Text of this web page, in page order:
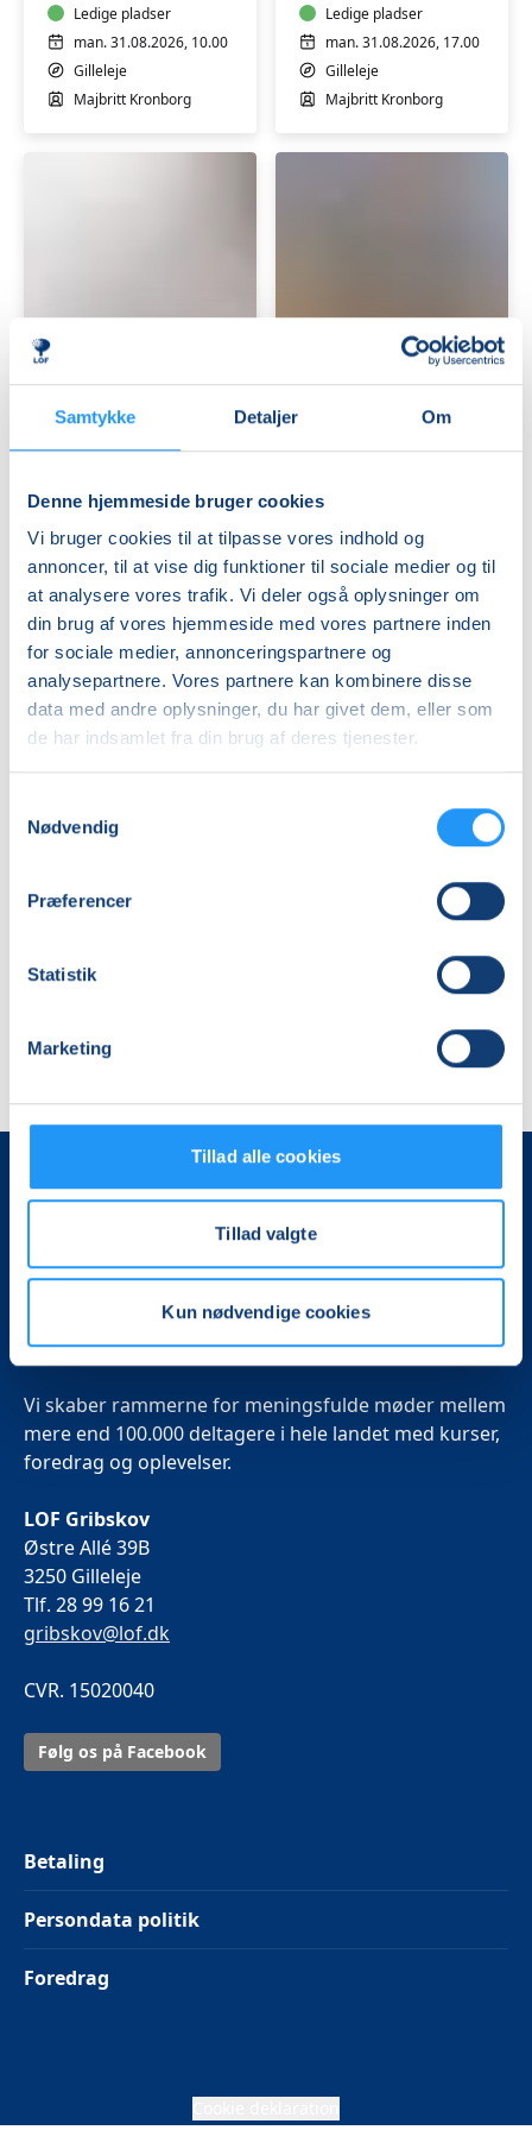
Samtykke Detaljer Om
Denne hjemmeside bruger cookies
Vi bruger cookies til at tilpasse vores indhold og
annoncer, til at vise dig funktioner til sociale medier og til
at analysere vores trafik. Vi deler også oplysninger om
din brug af vores hjemmeside med vores partnere inden
for sociale medier, annonceringspartnere og
analysepartnere. Vores partnere kan kombinere disse
data med andre oplysninger, du har givet dem, eller som
de har indsamlet fra din brug af deres tjenester.
Nødvendig
Præferencer
Statistik
Marketing
Tillad alle cookies
Tillad valgte
Kun nødvendige cookies
og
let
øvede
Ledige pladser
man. 31.08.2026, 10.00
Gilleleje
Majbritt Kronborg
-
Let
øvede
og
Ledige pladser
man. 31.08.2026, 17.00
Gilleleje
Majbritt Kronborg
Hatha
yoga
let
Ledige pladser
tirs. 01.09.2026, 17.00
Majbritt Kronborg
Yoga
Ledige pladser
tirs. 01.09.2026, 10.00
Blid
hensyntagende
yoga
Venteliste
Majbritt Kronborg
Yin
Yoga
for
ons. 02.09.2026, 17.00
Majbritt Kronborg
Det, der er vigtigt for samfundet, er vigtigt for os
Vi skaber rammerne for meningsfulde møder mellem
mere end 100.000 deltagere i hele landet med kurser,
foredrag og oplevelser.
LOF Gribskov
Østre Allé 39B
3250 Gilleleje
Tlf. 28 99 16 21
gribskov@lof.dk
CVR. 15020040
Følg os på Facebook
Betaling
Persondata politik
Foredrag